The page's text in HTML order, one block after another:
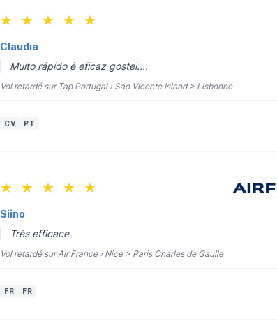
★ ★ ★ ★ ★
Claudia
Muito rápido ê eficaz gostei....
Vol retardé sur Tap Portugal › Sao Vicente Island > Lisbonne
CV PT
★ ★ ★ ★ ★
Siino
Très efficace
Vol retardé sur Air France › Nice > Paris Charles de Gaulle
FR FR